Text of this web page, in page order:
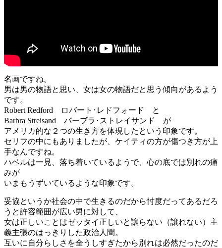
名画ですね。
男は男の物語と思い、女は女の物語だと思う傾向があるよう
です。
Robert Redford ロバート･レドフォード と
Barbra Streisand バーブラ･ストレイサンド が
アメリカ的な２つの生き方を体現したという印象です。
セリフの中にもありましたが、ケイティの方が傷つき方が上
手なんですね。
ハベルは一見、落ち着いているようで、心の底では別れの痛
みが
いまもうずいているような印象です。
妥協というか社会の中で生きるのだから忖度だってあるだろ
うと許容範囲が広い男に対して、
女は正しいことはゼッタイ正しいと譲らない（譲れない）主
義主張のはっきりした政治人間。
互いに自分らしさを全うしすぎたから別れは必然だったのだ